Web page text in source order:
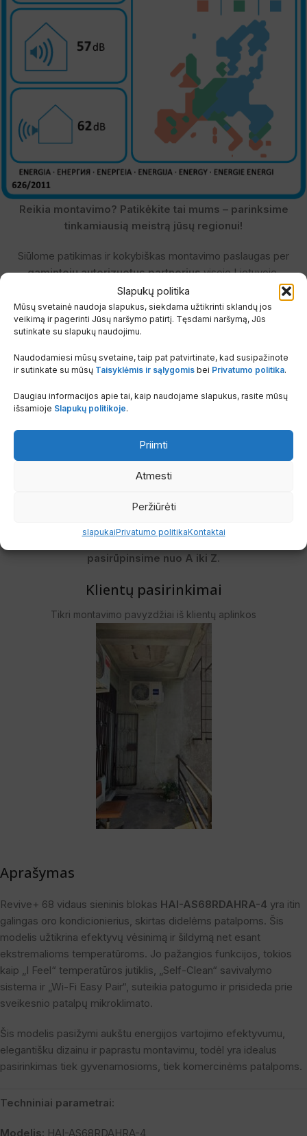
Slapukų politika
Mūsų svetainė naudoja slapukus, siekdama užtikrinti sklandų jos
veikimą ir pagerinti Jūsų naršymo patirtį. Tęsdami naršymą, Jūs
sutinkate su slapukų naudojimu.
Naudodamiesi mūsų svetaine, taip pat patvirtinate, kad susipažinote
ir sutinkate su mūsų Taisyklėmis ir sąlygomis bei Privatumo politika.
Daugiau informacijos apie tai, kaip naudojame slapukus, rasite mūsų
išsamioje Slapukų politikoje.
Priimti
Atmesti
Peržiūrėti
slapukaiPrivatumo politikaKontaktai
Reikia montavimo? Patikėkite tai mums – parinksime
tinkamiausią meistrą jūsų regionui!
Siūlome patikimas ir kokybiškas montavimo paslaugas per
gamintojų autorizuotus partneriusvisoje Lietuvoje.
Montavimo darbų kaina – nuo 300 € + PVM (be montavimo
medžiagų).
Galutinė kaina priklauso nuo darbo sudėtingumo ir atstumo tarp
vidinio ir išorinio įrenginio blokų.
montavimo –mes atsakingai parinksime tinkamą meistrą
pagal jūsų lokaciją ir užimtumą, bei pasirūpinsime, kad su
jumis būtų susisiekta artimiausiu metu.
✅ Tik autorizuoti montuotojai su patirtimi
✅ Montavimo darbai pagal gamintojo reikalavimus – išlieka
✅ Jokių rūpesčių – vienas užsakymas, viskuo pasirūpinsime mes
pasirūpinsime nuo A iki Z.
Klientų pasirinkimai
Tikri montavimo pavyzdžiai iš klientų aplinkos
Aprašymas
Revive+ 68 vidaus sieninis blokas HAI-AS68RDAHRA-4 yra itin
galingas oro kondicionierius, skirtas didelėms patalpoms. Šis
modelis užtikrina efektyvų vėsinimą ir šildymą net esant
ekstremalioms temperatūroms. Jo pažangios funkcijos, tokios
kaip „I Feel“ temperatūros jutiklis, „Self-Clean“ savivalymo
sistema ir „Wi-Fi Easy Pair“, suteikia patogumo ir prisideda prie
sveikesnio patalpų mikroklimato.
Šis modelis pasižymi aukštu energijos vartojimo efektyvumu,
elegantišku dizainu ir paprastu montavimu, todėl yra idealus
pasirinkimas tiek gyvenamosioms, tiek komercinėms patalpoms.
Techniniai parametrai:
Modelis: HAI-AS68RDAHRA-4